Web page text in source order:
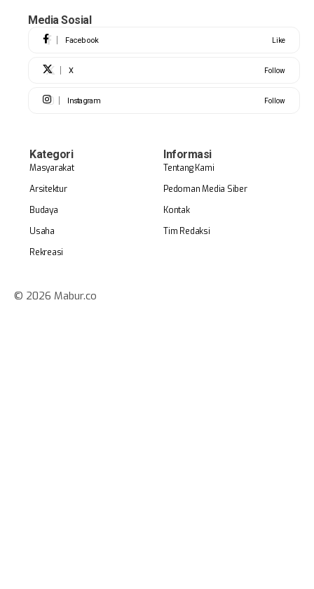
Media Sosial
Facebook Like
X Follow
Instagram Follow
Kategori
Masyarakat
Arsitektur
Budaya
Usaha
Rekreasi
Informasi
Tentang Kami
Pedoman Media Siber
Kontak
Tim Redaksi
© 2026 Mabur.co